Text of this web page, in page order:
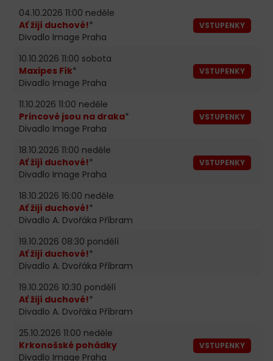
04.10.2026 11:00 neděle
Ať žijí duchové!*
Divadlo Image Praha
VSTUPENKY
10.10.2026 11:00 sobota
Maxipes Fík*
Divadlo Image Praha
VSTUPENKY
11.10.2026 11:00 neděle
Princové jsou na draka*
Divadlo Image Praha
VSTUPENKY
18.10.2026 11:00 neděle
Ať žijí duchové!*
Divadlo Image Praha
VSTUPENKY
18.10.2026 16:00 neděle
Ať žijí duchové!*
Divadlo A. Dvořáka Příbram
19.10.2026 08:30 pondělí
Ať žijí duchové!*
Divadlo A. Dvořáka Příbram
19.10.2026 10:30 pondělí
Ať žijí duchové!*
Divadlo A. Dvořáka Příbram
25.10.2026 11:00 neděle
Krkonošské pohádky
Divadlo Image Praha
VSTUPENKY